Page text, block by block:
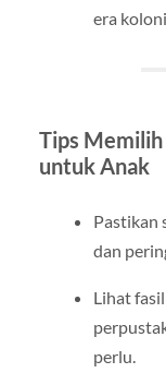
era
Tips Memilih
untuk Anak
Pastikan
dan
Lihat
perlu.